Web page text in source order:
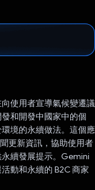
使用者宣導氣候變遷議
和開發中國家中的個
境的永續做法。這個應
更新資訊，協助使用者
續發展提示。Gemini
動和永續的 B2C 商家